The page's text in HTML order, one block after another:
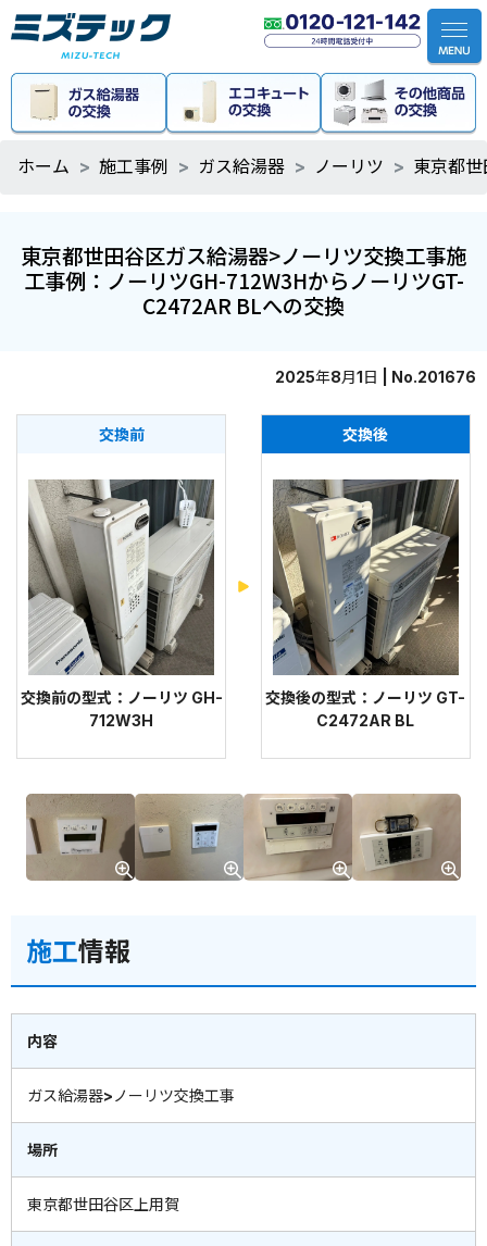
ホーム 施工事例 ガス給湯器 ノーリツ 東京都
東京都世田谷区ガス給湯器>ノーリツ交換工事施
工事例：ノーリツGH-712W3HからノーリツGT-
C2472AR BLへの交換
2025年8月1日 | No.201676
交換前
交換前の型式：ノーリツ GH-
712W3H
交換後
交換後の型式：ノーリツ GT-
C2472AR BL
施工情報
内容
ガス給湯器>ノーリツ交換工事
場所
東京都世田谷区上用賀